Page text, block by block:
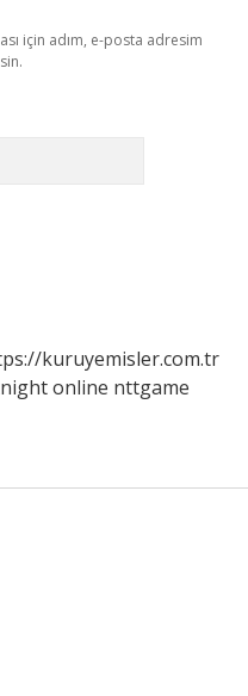
için adım, e-posta adresim
kuruyemisler.com.tr
online nttgame